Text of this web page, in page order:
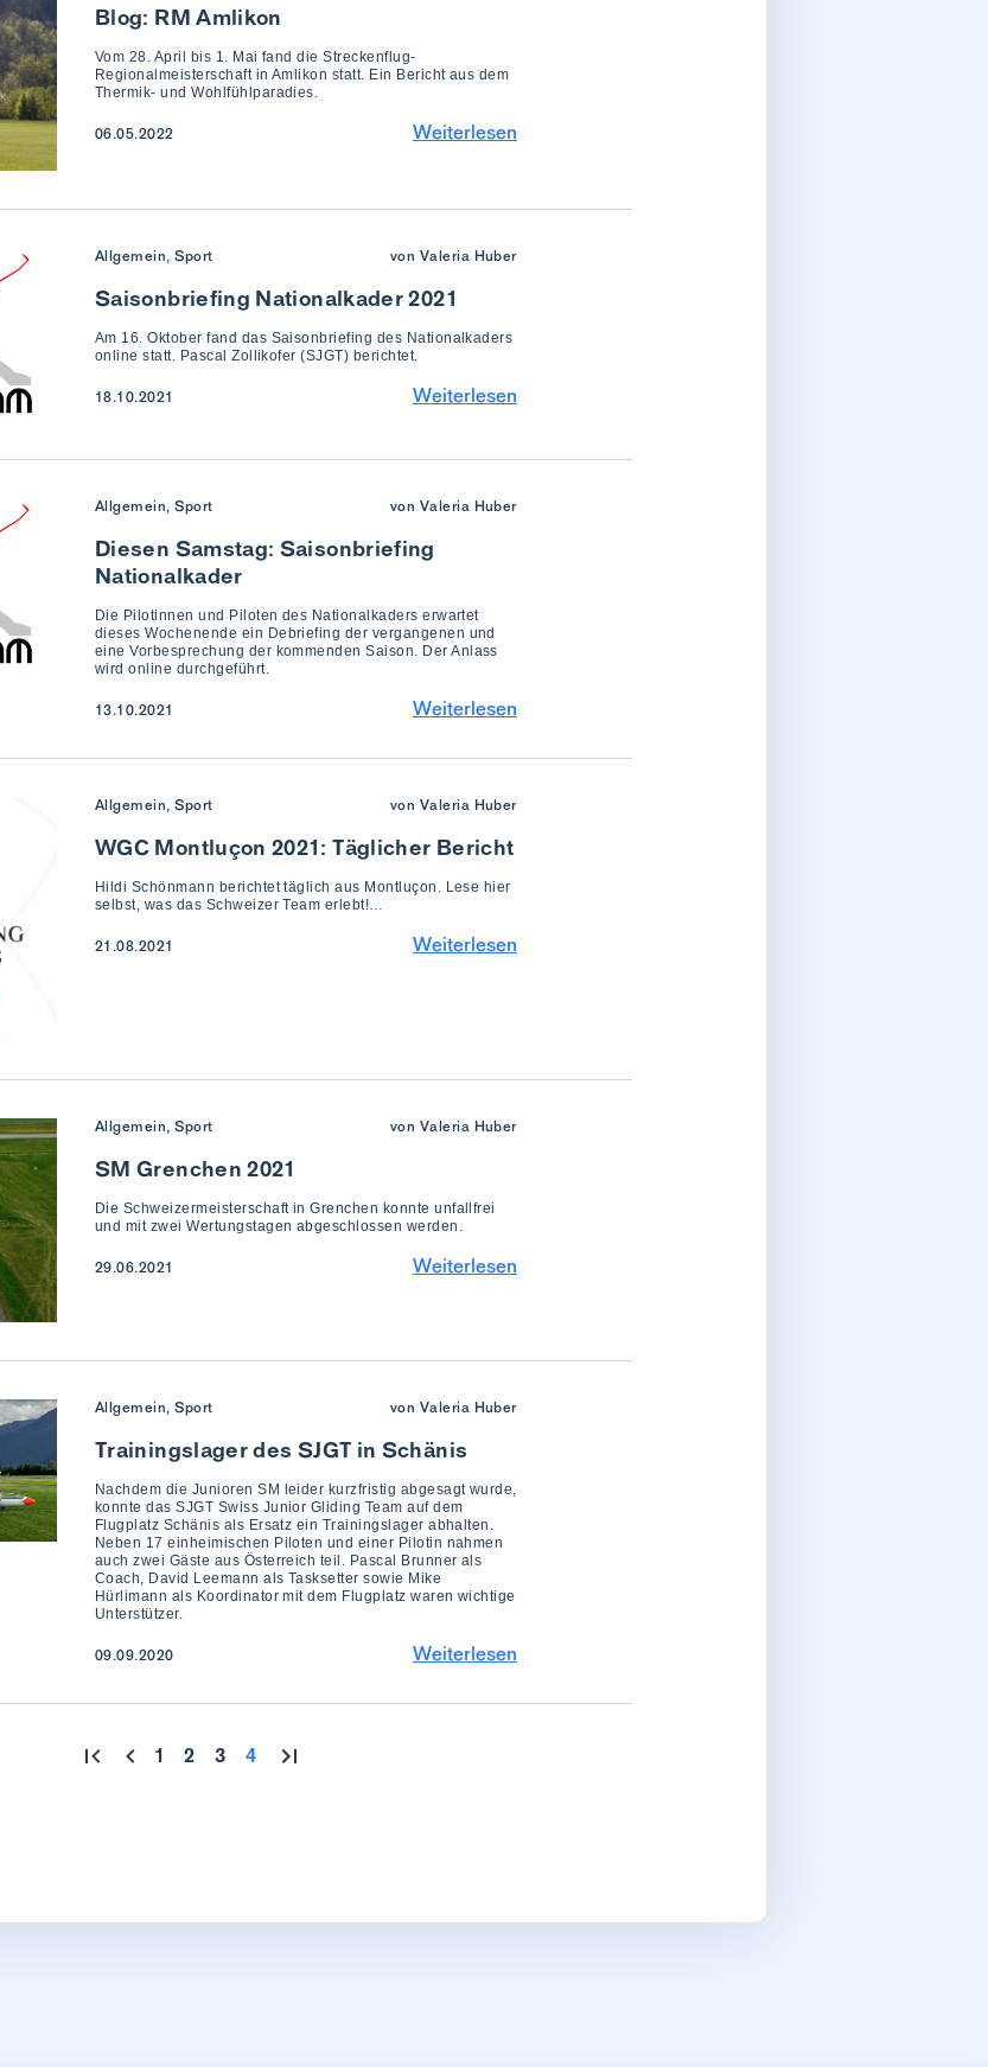
Blog: RM Amlikon
Vom 28. April bis 1. Mai fand die Streckenflug-
Regionalmeisterschaft in Amlikon statt. Ein Bericht aus dem
Thermik- und Wohlfühlparadies.
06.05.2022 Weiterlesen
Allgemein, Sport von Valeria Huber
Saisonbriefing Nationalkader 2021
Am 16. Oktober fand das Saisonbriefing des Nationalkaders
online statt. Pascal Zollikofer (SJGT) berichtet.
18.10.2021 Weiterlesen
Allgemein, Sport von Valeria Huber
Diesen Samstag: Saisonbriefing
Nationalkader
Die Pilotinnen und Piloten des Nationalkaders erwartet
dieses Wochenende ein Debriefing der vergangenen und
eine Vorbesprechung der kommenden Saison. Der Anlass
wird online durchgeführt.
13.10.2021 Weiterlesen
Allgemein, Sport von Valeria Huber
WGC Montluçon 2021: Täglicher Bericht
Hildi Schönmann berichtet täglich aus Montluçon. Lese hier
selbst, was das Schweizer Team erlebt!…
21.08.2021 Weiterlesen
Allgemein, Sport von Valeria Huber
SM Grenchen 2021
Die Schweizermeisterschaft in Grenchen konnte unfallfrei
und mit zwei Wertungstagen abgeschlossen werden.
29.06.2021 Weiterlesen
Allgemein, Sport von Valeria Huber
Trainingslager des SJGT in Schänis
Nachdem die Junioren SM leider kurzfristig abgesagt wurde,
konnte das SJGT Swiss Junior Gliding Team auf dem
Flugplatz Schänis als Ersatz ein Trainingslager abhalten.
Neben 17 einheimischen Piloten und einer Pilotin nahmen
auch zwei Gäste aus Österreich teil. Pascal Brunner als
Coach, David Leemann als Tasksetter sowie Mike
Hürlimann als Koordinator mit dem Flugplatz waren wichtige
Unterstützer.
09.09.2020 Weiterlesen
1 2 3 4